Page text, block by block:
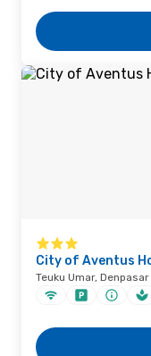
City of Aventus
Teuku Umar,